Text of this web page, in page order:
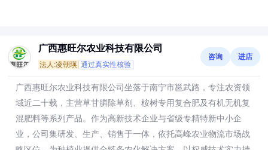
广西惠旺尔农业科技有限公司
法人:凌朝瑛 通过真实性核验
咨询 进店
广西惠旺尔农业科技有限公司坐落于南宁市邕武路，专注农资领
域近二十载，主营草甘膦除草剂、桉树专用复合肥及有机无机复
混肥料等系列产品。作为高新技术企业与省级专精特新中小企
业，公司集研发、生产、销售于一体，依托高峰农业物流市场战